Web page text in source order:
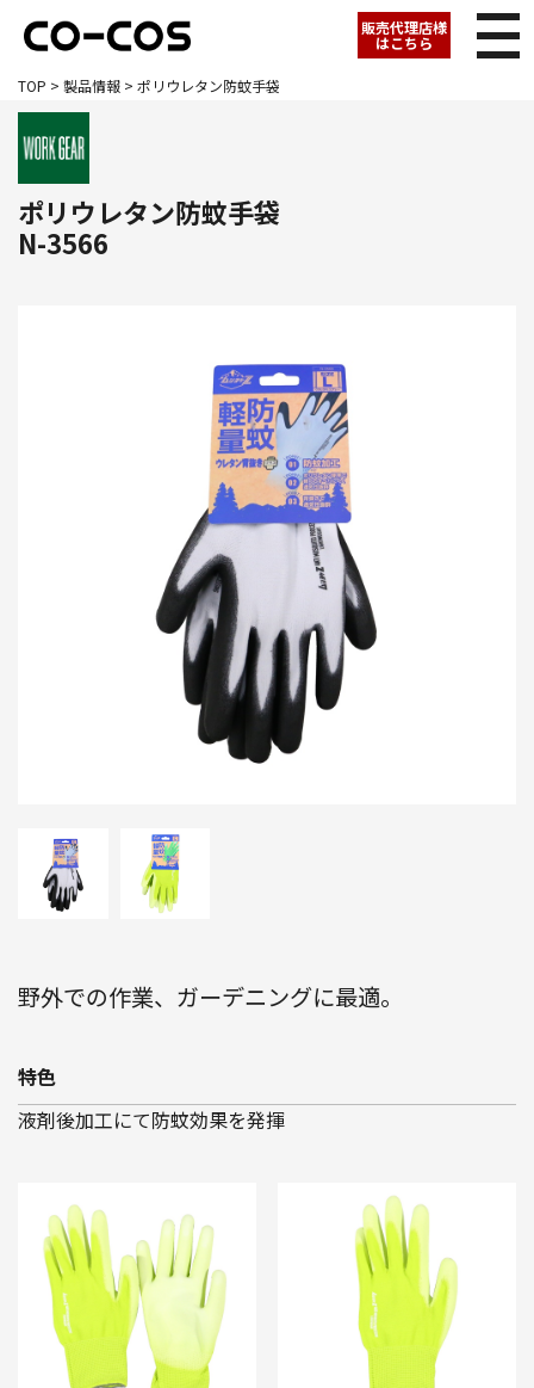
販売代理店様
はこちら
TOP > 製品情報 > ポリウレタン防蚊手袋
ポリウレタン防蚊手袋
N-3566
野外での作業、ガーデニングに最適。
特色
液剤後加工にて防蚊効果を発揮